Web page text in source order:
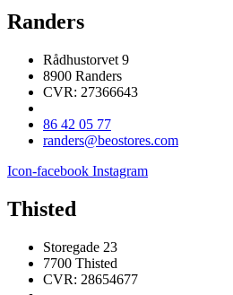
Randers
Rådhustorvet 9
8900 Randers
CVR: 27366643
86 42 05 77
randers@beostores.com
Icon-facebook Instagram
Thisted
Storegade 23
7700 Thisted
CVR: 28654677